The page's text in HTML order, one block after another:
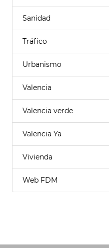
Sanidad
Tráfico
Urbanismo
Valencia
Valencia verde
Valencia Ya
Vivienda
Web FDM